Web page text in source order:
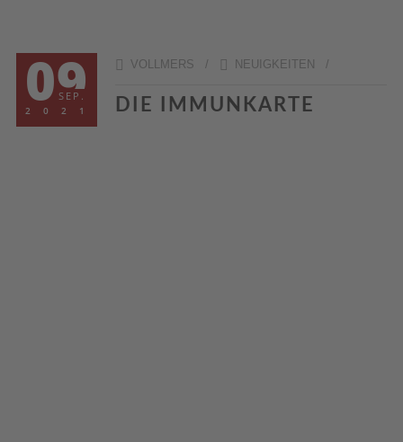
09
SEP.
2021
VOLLMERS / NEUIGKEITEN /
DIE IMMUNKARTE